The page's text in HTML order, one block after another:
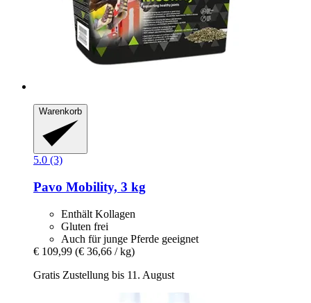
Warenkorb
5.0 (3)
Pavo Mobility, 3 kg
Enthält Kollagen
Gluten frei
Auch für junge Pferde geeignet
€ 109,99 (€ 36,66 / kg)
Gratis Zustellung bis 11. August